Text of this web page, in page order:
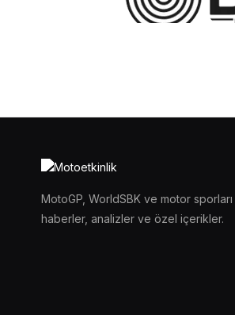
MotoGP, WorldSBK ve motor
haberler, analizler ve özel içerikler.